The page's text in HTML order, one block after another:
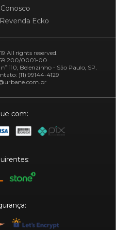
Ecko
All rights reserved.
0001-00
110, Belenzinho - São Paulo, SP.
(11) 99144-4129
com: